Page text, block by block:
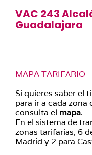
VAC 243
Guadalajara
MAPA TARIFARIO
Si quieres saber el
para ir a cada zona
consulta el mapa.
En el sistema de
zonas tarifarias, 6
Madrid y 2 para